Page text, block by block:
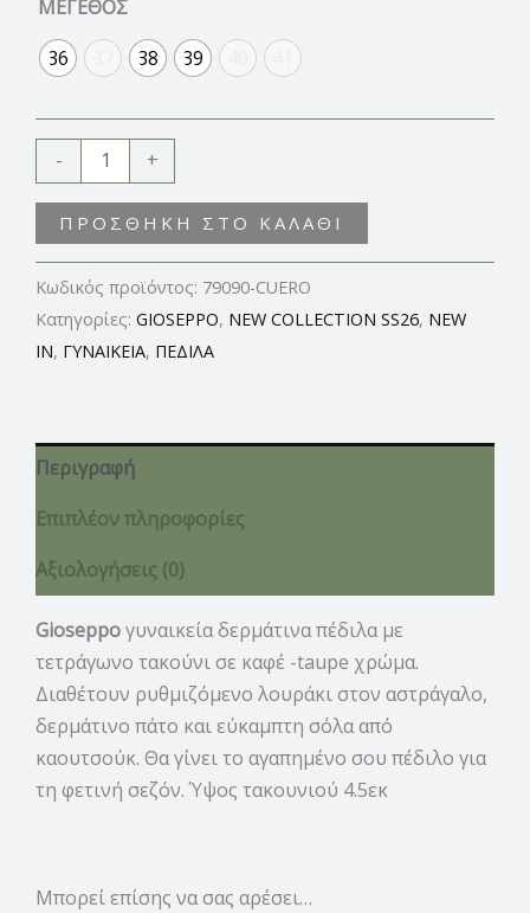
ΜΕΓΕΘΟΣ
36
38 39
- +
ΠΡΟΣΘΉΚΗ ΣΤΟ ΚΑΛΆΘΙ
Κωδικός προϊόντος: 79090-CUERO
Κατηγορίες: GIOSEPPO, NEW COLLECTION SS26, NEW
IN, ΓΥΝΑΙΚΕΙΑ, ΠΕΔΙΛΑ
Περιγραφή
Επιπλέον πληροφορίες
Αξιολογήσεις (0)
Gioseppoγυναικεία δερμάτινα πέδιλα με
τετράγωνο τακούνι σε καφέ -taupe χρώμα.
Διαθέτουν ρυθμιζόμενο λουράκι στον αστράγαλο,
δερμάτινο πάτο και εύκαμπτη σόλα από
καουτσούκ. Θα γίνει το αγαπημένο σου πέδιλο για
τη φετινή σεζόν. Ύψος τακουνιού 4.5εκ
Μπορεί επίσης να σας αρέσει…